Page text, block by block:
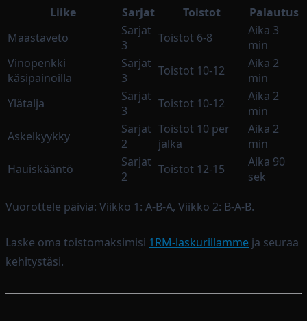
Liike Sarjat Toistot
Palautus
Maastaveto
Sarjat
3
Toistot 6-8
Aika 3
min
Vinopenkki
käsipainoilla
Sarjat
3
Toistot 10-12
Aika 2
min
Ylätalja
Sarjat
3
Toistot 10-12
Aika 2
min
Askelkyykky
Sarjat
2
Toistot 10 per
jalka
Aika 2
min
Hauiskääntö
Sarjat
2
Toistot 12-15
Aika 90
sek
Vuorottele päiviä: Viikko 1: A-B-A, Viikko 2: B-A-B.
Laske oma toistomaksimisi 1RM-laskurillamme ja seuraa
kehitystäsi.